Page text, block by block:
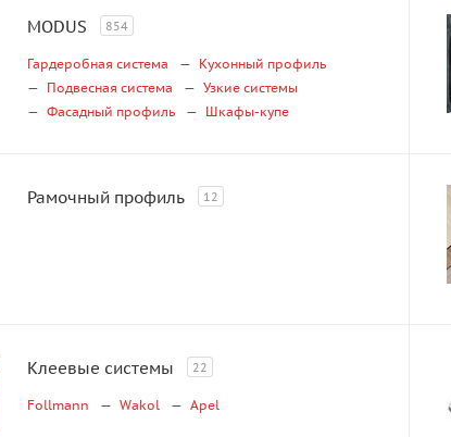
MODUS 854
Гардеробная система
Кухонный профиль
Подвесная система
Узкие системы
Фасадный профиль
Шкафы-купе
Рамочный профиль 12
Клеевые системы 22
Follmann Wakol Apel